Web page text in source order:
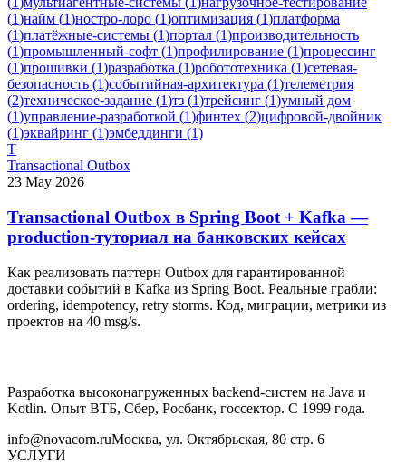
(1)найм (1)ностро-лоро (1)оптимизация (1)платформа
(1)платёжные-системы (1)портал (1)производительность
(1)промышленный-софт (1)профилирование (1)процессинг
(1)прошивки (1)разработка (1)робототехника (1)сетевая-
безопасность (1)событийная-архитектура (1)телеметрия
(2)техническое-задание (1)тз (1)трейсинг (1)умный дом
(1)управление-разработкой (1)финтех (2)цифровой-двойник
(1)эквайринг (1)эмбеддинги (1)
T
Transactional Outbox
23 May 2026
Transactional Outbox в Spring Boot + Kafka —
production-туториал на банковских кейсах
Как реализовать паттерн Outbox для гарантированной
доставки событий в Kafka из Spring Boot. Реальные грабли:
ordering, idempotency, retry storms. Код, миграции, метрики из
проектов на 40 msg/s.
Разработка высоконагруженных backend-систем на Java и
Kotlin. Опыт ВТБ, Сбер, Росбанк, госсектор. С 1999 года.
info@novacom.ruМосква, ул. Октябрьская, 80 стр. 6
УСЛУГИ